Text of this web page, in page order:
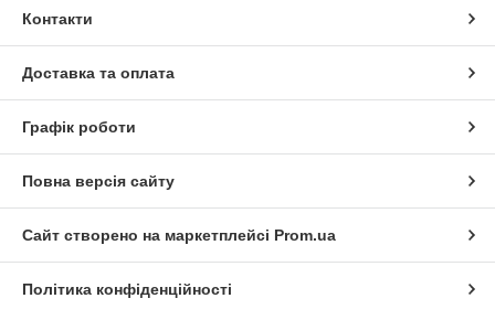
Контакти
Доставка та оплата
Графік роботи
Повна версія сайту
Сайт створено на маркетплейсі Prom.ua
Політика конфіденційності